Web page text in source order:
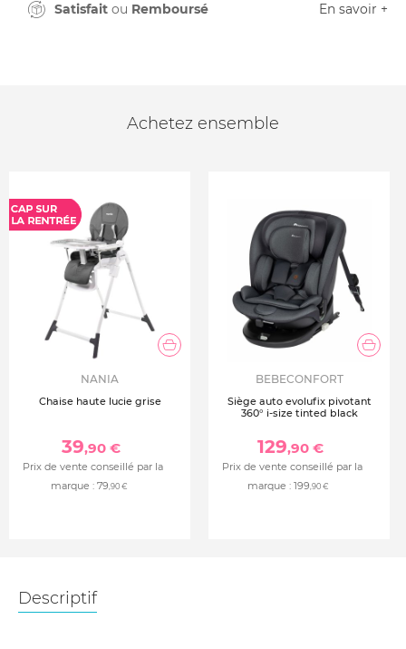
Satisfait ou Remboursé En savoir +
Achetez ensemble
NANIA
Chaise haute lucie grise
39,90 €
Prix de vente conseillé par la
marque : 79,90 €
BEBECONFORT
Siège auto evolufix pivotant
360° i-size tinted black
129,90 €
Prix de vente conseillé par la
marque : 199,90 €
Descriptif